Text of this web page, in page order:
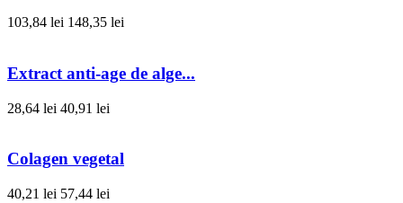
103,84 lei 148,35 lei
Extract anti-age de alge...
28,64 lei 40,91 lei
Colagen vegetal
40,21 lei 57,44 lei